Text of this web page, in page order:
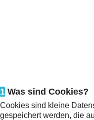
1 Was sind Cookies?
Cookies sind kleine
gespeichert werden, die